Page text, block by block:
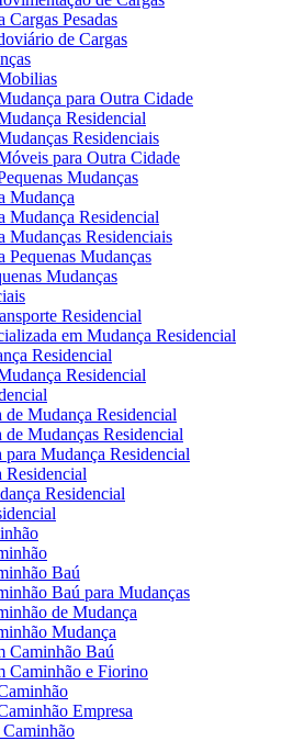
Cargas Pesadas
de Cargas
para Outra Cidade
Residencial
Residenciais
para Outra Cidade
Mudanças
Mudança
Mudança Residencial
Mudanças Residenciais
Pequenas Mudanças
Mudanças
Residencial
em Mudança Residencial
Residencial
Residencial
de Mudança Residencial
de Mudanças Residencial
para Mudança Residencial
Residencial
Residencial
Baú
Baú para Mudanças
de Mudança
Mudança
Caminhão Baú
Caminhão e Fiorino
Empresa